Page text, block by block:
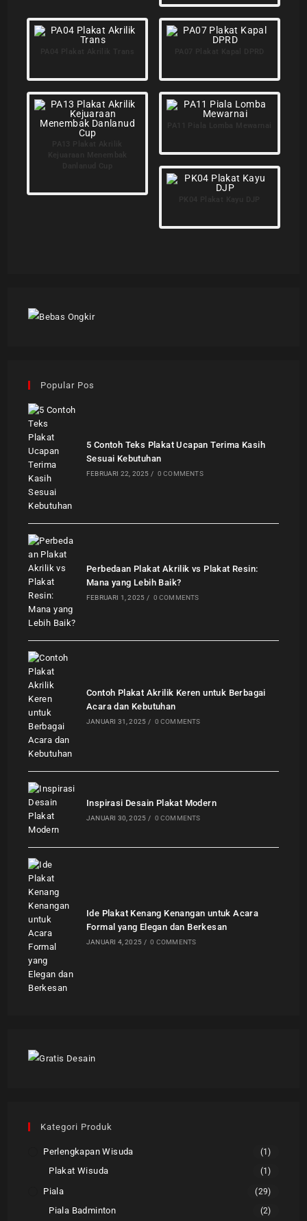
Popular Pos
5 Contoh Teks Plakat Ucapan Terima Kasih
Sesuai Kebutuhan
FEBRUARI 22, 2025 / 0 COMMENTS
Perbedaan Plakat Akrilik vs Plakat Resin:
Mana yang Lebih Baik?
FEBRUARI 1, 2025 / 0 COMMENTS
Contoh Plakat Akrilik Keren untuk Berbagai
Acara dan Kebutuhan
JANUARI 31, 2025 / 0 COMMENTS
Inspirasi Desain Plakat Modern
JANUARI 30, 2025 / 0 COMMENTS
Ide Plakat Kenang Kenangan untuk Acara
Formal yang Elegan dan Berkesan
JANUARI 4, 2025 / 0 COMMENTS
Kategori Produk
Perlengkapan Wisuda (1)
Plakat Wisuda (1)
Piala (29)
Piala Badminton (2)